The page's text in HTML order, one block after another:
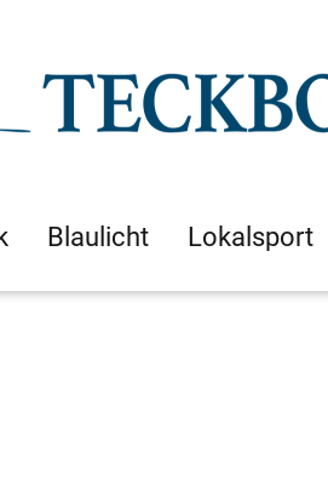
Blaulicht Lokalsport